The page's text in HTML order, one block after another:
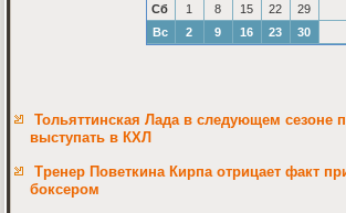
Сб
1 8 15 22
29
Вс
2 9 16 23 30
Тольяттинская Лада в следующем сезоне
выступать в КХЛ
Тренер Поветкина Кирпа отрицает факт
боксером